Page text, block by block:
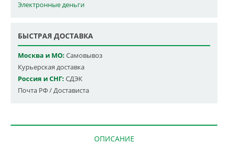
Электронные деньги
БЫСТРАЯ ДОСТАВКА
Москва и МО: Самовывоз
Курьерская доставка
Россия и СНГ: СДЭК
Почта РФ / Достависта
ОПИСАНИЕ